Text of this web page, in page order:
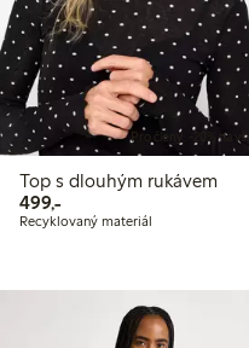
Pro členy: -20% na vše
Top s dlouhým rukávem
499,-499,00 Kč
Recyklovaný materiál